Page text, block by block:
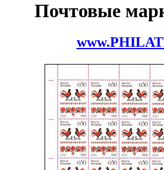
Почтовые